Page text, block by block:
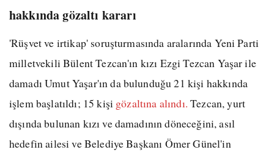
hakkında gözaltı kararı
'Rüşvet ve irtikap' soruşturmasında aralarında Yeni Parti
milletvekili Bülent Tezcan'ın kızı Ezgi Tezcan Yaşar ile
damadı Umut Yaşar'ın da bulunduğu 21 kişi hakkında
işlem başlatıldı; 15 kişi gözaltına alındı. Tezcan, yurt
dışında bulunan kızı ve damadının döneceğini, asıl
hedefin ailesi ve Belediye Başkanı Ömer Günel'in